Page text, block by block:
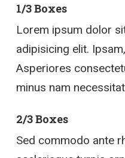
1/3 Boxes
Lorem ipsum dolor
adipisicing elit.
Asperiores
minus nam
2/3 Boxes
Sed commodo ante